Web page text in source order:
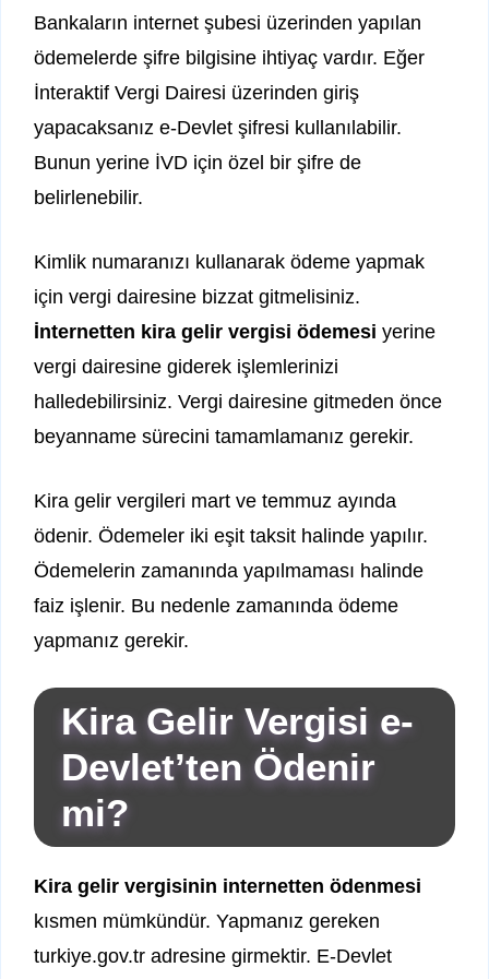
Bankaların internet şubesi üzerinden yapılan
ödemelerde şifre bilgisine ihtiyaç vardır. Eğer
İnteraktif Vergi Dairesi üzerinden giriş
yapacaksanız e-Devlet şifresi kullanılabilir.
Bunun yerine İVD için özel bir şifre de
belirlenebilir.
Kimlik numaranızı kullanarak ödeme yapmak
için vergi dairesine bizzat gitmelisiniz.
İnternetten kira gelir vergisi ödemesi yerine
vergi dairesine giderek işlemlerinizi
halledebilirsiniz. Vergi dairesine gitmeden önce
beyanname sürecini tamamlamanız gerekir.
Kira gelir vergileri mart ve temmuz ayında
ödenir. Ödemeler iki eşit taksit halinde yapılır.
Ödemelerin zamanında yapılmaması halinde
faiz işlenir. Bu nedenle zamanında ödeme
yapmanız gerekir.
Kira Gelir Vergisi e-
Devlet’ten Ödenir
mi?
Kira gelir vergisinin internetten ödenmesi
kısmen mümkündür. Yapmanız gereken
turkiye.gov.tr adresine girmektir. E-Devlet